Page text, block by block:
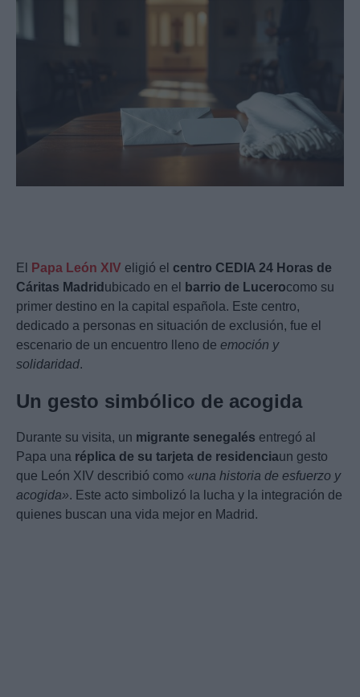
El Papa León XIV eligió el centro CEDIA 24 Horas de
Cáritas Madrid ubicado en el barrio de Lucerocomo su
primer destino en la capital española. Este centro,
dedicado a personas en situación de exclusión, fue el
escenario de un encuentro lleno de emoción y
solidaridad.
Un gesto simbólico de acogida
Durante su visita, un migrante senegalés entregó al
Papa una réplica de su tarjeta de residenciaun gesto
que León XIV describió como «una historia de esfuerzo y
acogida». Este acto simbolizó la lucha y la integración de
quienes buscan una vida mejor en Madrid.